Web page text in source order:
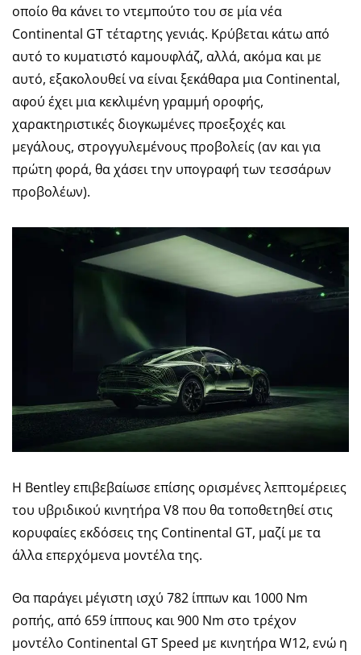
οποίο θα κάνει το ντεμπούτο του σε μία νέα
Continental GT τέταρτης γενιάς. Κρύβεται κάτω από
αυτό το κυματιστό καμουφλάζ, αλλά, ακόμα και με
αυτό, εξακολουθεί να είναι ξεκάθαρα μια Continental,
αφού έχει μια κεκλιμένη γραμμή οροφής,
χαρακτηριστικές διογκωμένες προεξοχές και
μεγάλους, στρογγυλεμένους προβολείς (αν και για
πρώτη φορά, θα χάσει την υπογραφή των τεσσάρων
προβολέων).
Η Bentley επιβεβαίωσε επίσης ορισμένες λεπτομέρειες
του υβριδικού κινητήρα V8 που θα τοποθετηθεί στις
κορυφαίες εκδόσεις της Continental GT, μαζί με τα
άλλα επερχόμενα μοντέλα της.
Θα παράγει μέγιστη ισχύ 782 ίππων και 1000 Nm
ροπής, από 659 ίππους και 900 Nm στο τρέχον
μοντέλο Continental GT Speed ​​με κινητήρα W12, ενώ η